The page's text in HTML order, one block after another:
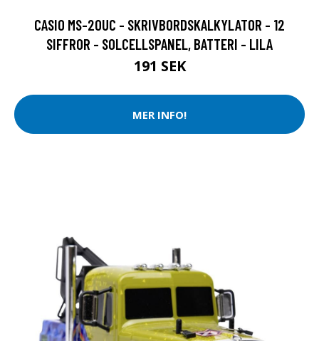
CASIO MS-20UC - SKRIVBORDSKALKYLATOR - 12
SIFFROR - SOLCELLSPANEL, BATTERI - LILA
191 SEK
MER INFO!